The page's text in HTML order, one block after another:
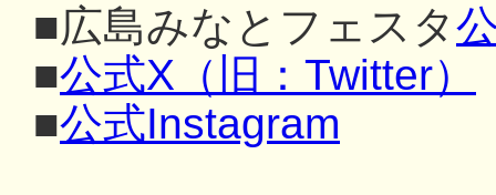
■広島みなとフェスタ
■公式X（旧：Twitter）
■公式Instagram